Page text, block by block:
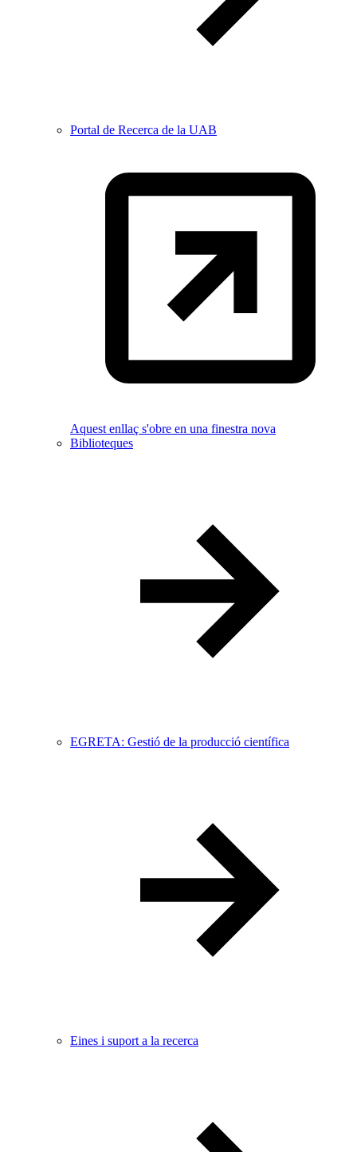
Portal de Recerca de la UAB
Aquest enllaç s'obre en una finestra nova
Biblioteques
EGRETA: Gestió de la producció científica
Eines i suport a la recerca